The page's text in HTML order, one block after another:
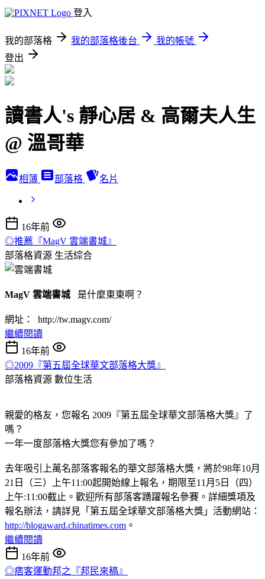
登入
我的部落格 我的部落格後台
我的帳號
登出
讀書人's 靜心居 & 高爾夫人生
@ 溫哥華
相簿 部落格 名片
16年前
◎推薦『MagV 雲端書城』
部落格資源 生活綜合
MagV 雲端書城是什麼東東啊？
網址： http://tw.magv.com/
繼續閱讀
16年前
◎2009『第五屆全球華文部落格大獎』
部落格資源 數位生活
親愛的格友，您報名 2009『第五屆全球華文部落格大獎』了
嗎？
一年一度部落格大獎您有參加了嗎？
去年吸引上萬名部落客報名的華文部落格大獎，將於98年10月
21日（三）上午11:00起開始線上報名，期限至11月5日（四）
上午:11:00截止。歡迎所有部落客踴躍報名參賽。詳細獎項及
報名辦法，請詳見「第五屆全球華文部落格大獎」活動網站：
http://blogaward.chinatimes.com 。
繼續閱讀
16年前
◎痞客運動邦之『邦民來稿』